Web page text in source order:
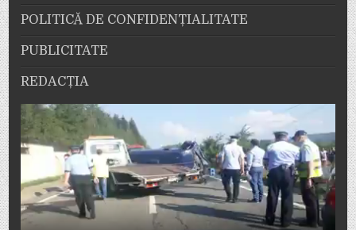
POLITICĂ DE CONFIDENȚIALITATE
PUBLICITATE
REDACȚIA